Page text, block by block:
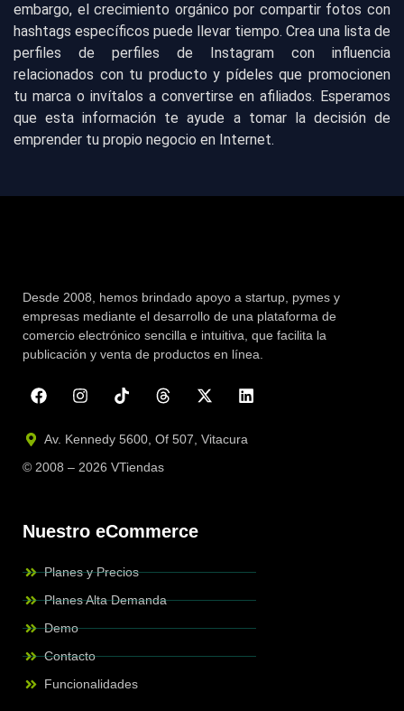
embargo, el crecimiento orgánico por compartir fotos con
hashtags específicos puede llevar tiempo. Crea una lista de
perfiles de perfiles de Instagram con influencia
relacionados con tu producto y pídeles que promocionen
tu marca o invítalos a convertirse en afiliados. Esperamos
que esta información te ayude a tomar la decisión de
emprender tu propio negocio en Internet.
Desde 2008, hemos brindado apoyo a startup, pymes y
empresas mediante el desarrollo de una plataforma de
comercio electrónico sencilla e intuitiva, que facilita la
publicación y venta de productos en línea.
Av. Kennedy 5600, Of 507, Vitacura
© 2008 – 2026 VTiendas
Nuestro eCommerce
Planes y Precios
Planes Alta Demanda
Demo
Contacto
Funcionalidades